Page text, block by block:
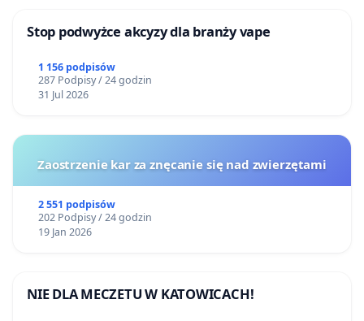
Stop podwyżce akcyzy dla branży vape
1 156 podpisów
287 Podpisy / 24 godzin
31 Jul 2026
Zaostrzenie kar za znęcanie się nad zwierzętami
2 551 podpisów
202 Podpisy / 24 godzin
19 Jan 2026
NIE DLA MECZETU W KATOWICACH!